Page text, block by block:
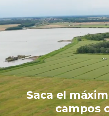
Saca el
campos